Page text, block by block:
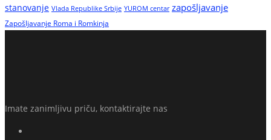
stanovanje Vlada Republike Srbije YUROM centar zapošljavanje
Zapošljavanje Roma i Romkinja
Imate zanimljivu priču, kontaktirajte nas